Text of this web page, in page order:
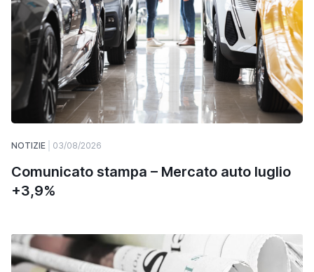
NOTIZIE 03/08/2026
Comunicato stampa – Mercato auto luglio
+3,9%